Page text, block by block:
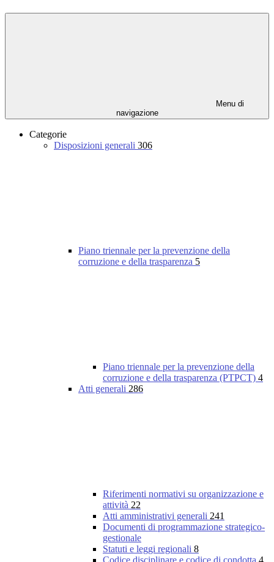
Menu di
navigazione
Categorie
Disposizioni generali 306
Piano triennale per la prevenzione della
corruzione e della trasparenza 5
Piano triennale per la prevenzione della
corruzione e della trasparenza (PTPCT) 4
Atti generali 286
Riferimenti normativi su organizzazione e
attività 22
Atti amministrativi generali 241
Documenti di programmazione strategico-
gestionale
Statuti e leggi regionali 8